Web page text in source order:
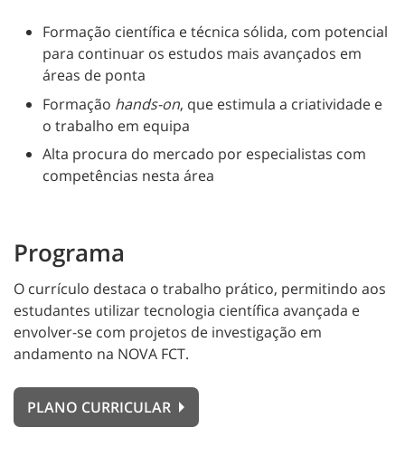
Formação científica e técnica sólida, com potencial
para continuar os estudos mais avançados em
áreas de ponta
Formação hands-on, que estimula a criatividade e
o trabalho em equipa
Alta procura do mercado por especialistas com
competências nesta área
Programa
O currículo destaca o trabalho prático, permitindo aos
estudantes utilizar tecnologia científica avançada e
envolver-se com projetos de investigação em
andamento na NOVA FCT.
PLANO CURRICULAR